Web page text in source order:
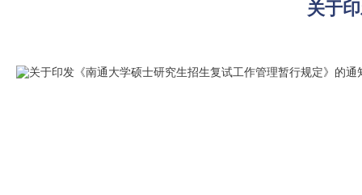
关于
关于印发《南通大学硕士研究生招生复试工作管理暂行规定》的通